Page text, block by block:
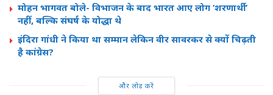
मोहन भागवत बोले- विभाजन के बाद भारत आए लोग ‘शरणार्थी’
नहीं, बल्कि संघर्ष के योद्धा थे
इंदिरा गांधी ने किया था सम्मान लेकिन वीर सावरकर से क्यों चिढ़ती
है कांग्रेस?
और लोड करें